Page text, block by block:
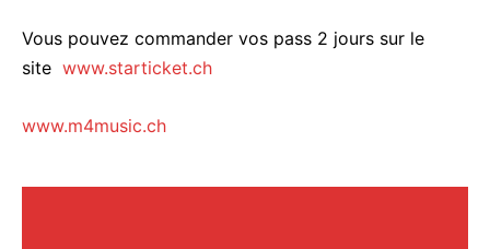
Vous pouvez commander vos pass 2 jours sur le
site www.starticket.ch
www.m4music.ch